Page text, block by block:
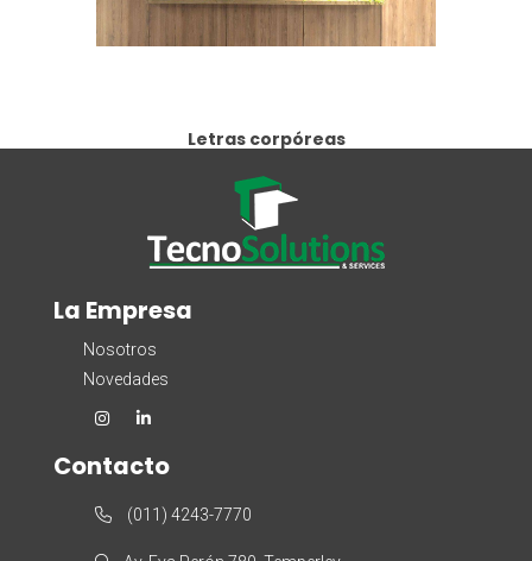
Letras corpóreas
La Empresa
Nosotros
Novedades
Contacto
(011) 4243-7770